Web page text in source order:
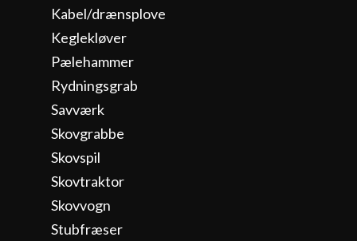
Kabel/drænsplove
Keglekløver
Pælehammer
Rydningsgrab
Savværk
Skovgrabbe
Skovspil
Skovtraktor
Skovvogn
Stubfræser